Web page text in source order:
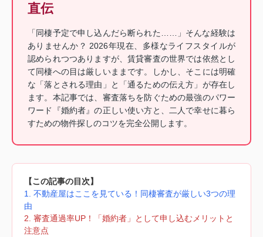
直伝
「同棲予定で申し込んだら断られた……」そんな経験は
ありませんか？ 2026年現在、多様なライフスタイルが
認められつつありますが、賃貸審査の世界では依然とし
て同棲への目は厳しいままです。しかし、そこには明確
な「落とされる理由」と「通るための伝え方」が存在し
ます。本記事では、審査落ちを防ぐための最強のパワー
ワード『婚約者』の正しい使い方と、二人で幸せに暮ら
すための物件探しのコツを完全公開します。
【この記事の目次】
1. 不動産屋はここを見ている！同棲審査が厳しい3つの理
由
2. 審査通過率UP！「婚約者」として申し込むメリットと
注意点